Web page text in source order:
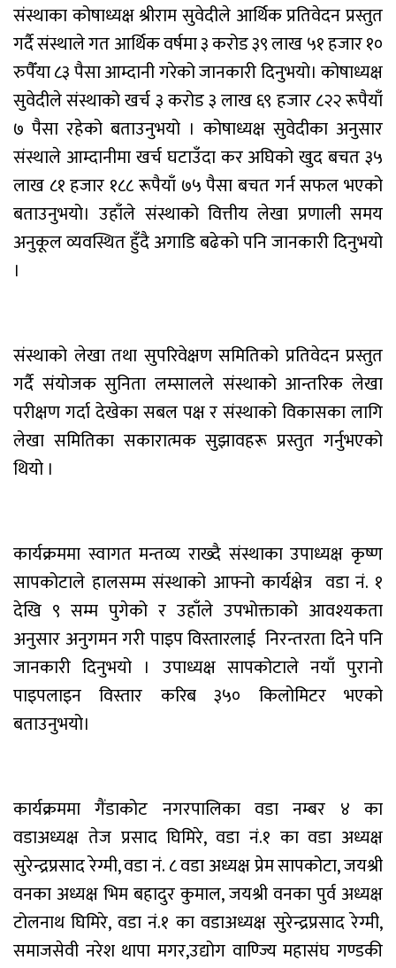
संस्थाका कोषाध्यक्ष श्रीराम सुवेदीले आर्थिक प्रतिवेदन प्रस्तुत
गर्दै संस्थाले गत आर्थिक वर्षमा ३ करोड ३९ लाख ५१ हजार १०
रुपैँया ८३ पैसा आम्दानी गरेको जानकारी दिनुभयो। कोषाध्यक्ष
सुवेदीले संस्थाको खर्च ३ करोड ३ लाख ६९ हजार ८२२ रूपैयाँ
७ पैसा रहेको बताउनुभयो । कोषाध्यक्ष सुवेदीका अनुसार
संस्थाले आम्दानीमा खर्च घटाउँदा कर अघिको खुद बचत ३५
लाख ८१ हजार १८८ रूपैयाँ ७५ पैसा बचत गर्न सफल भएको
बताउनुभयो। उहाँले संस्थाको वित्तीय लेखा प्रणाली समय
अनुकूल व्यवस्थित हुँदै अगाडि बढेको पनि जानकारी दिनुभयो
।
संस्थाको लेखा तथा सुपरिवेक्षण समितिको प्रतिवेदन प्रस्तुत
गर्दै संयोजक सुनिता लम्सालले संस्थाको आन्तरिक लेखा
परीक्षण गर्दा देखेका सबल पक्ष र संस्थाको विकासका लागि
लेखा समितिका सकारात्मक सुझावहरू प्रस्तुत गर्नुभएको
थियो ।
कार्यक्रममा स्वागत मन्तव्य राख्दै संस्थाका उपाध्यक्ष कृष्ण
सापकोटाले हालसम्म संस्थाको आफ्नो कार्यक्षेत्र वडा नं. १
देखि ९ सम्म पुगेको र उहाँले उपभोक्ताको आवश्यकता
अनुसार अनुगमन गरी पाइप विस्तारलाई निरन्तरता दिने पनि
जानकारी दिनुभयो । उपाध्यक्ष सापकोटाले नयाँ पुरानो
पाइपलाइन विस्तार करिब ३५० किलोमिटर भएको
बताउनुभयो।
कार्यक्रममा गैंडाकोट नगरपालिका वडा नम्बर ४ का
वडाअध्यक्ष तेज प्रसाद घिमिरे, वडा नं.१ का वडा अध्यक्ष
सुरेन्द्रप्रसाद रेग्मी, वडा नं. ८ वडा अध्यक्ष प्रेम सापकोटा, जयश्री
वनका अध्यक्ष भिम बहादुर कुमाल, जयश्री वनका पुर्व अध्यक्ष
टोलनाथ घिमिरे, वडा नं.१ का वडाअध्यक्ष सुरेन्द्रप्रसाद रेग्मी,
समाजसेवी नरेश थापा मगर,उद्योग वाण्ज्यि महासंघ गण्डकी